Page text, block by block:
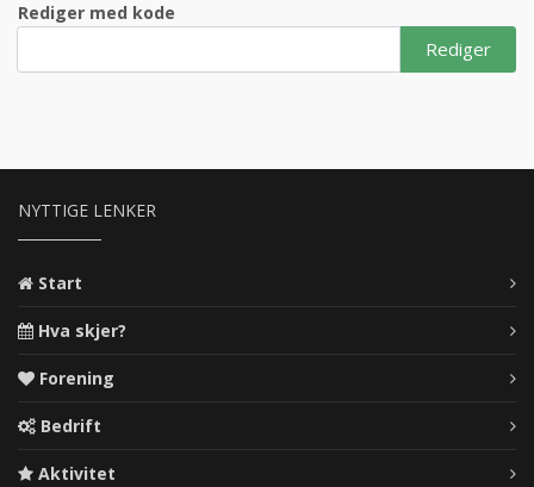
Rediger med kode
Rediger
NYTTIGE LENKER
Start
Hva skjer?
Forening
Bedrift
Aktivitet